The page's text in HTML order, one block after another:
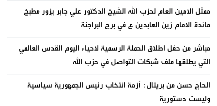
ممثل الامين العام لحزب الله الشيخ الدكتور علي جابر يزور مطبخ
مائدة الامام زين العابدين ع في برج البراجنة
مباشر من حفل اطلاق الحملة الرسمية لاحياء اليوم القدس العالمي
التي يطلقها ملف شبكات التواصل في حزب الله
الحاج حسن من بريتال: أزمة انتخاب رئيس الجمهورية سياسية
وليست دستورية